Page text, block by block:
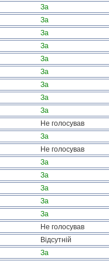
За
За
За
За
За
За
За
За
За
Не голосував
За
Не голосував
За
За
За
За
За
Не голосував
Відсутній
За